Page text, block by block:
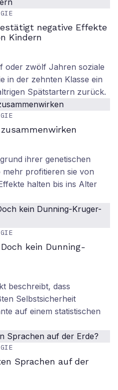
negative Effekte
Kindern
oder zwölf Jahren soziale
in der zehnten Klasse ein
Spätstartern zurück.
ihrer genetischen
profitieren sie von
halten bis ins Alter
kein Dunning-
beschreibt, dass
Selbstsicherheit
auf einem statistischen
Sprachen auf der